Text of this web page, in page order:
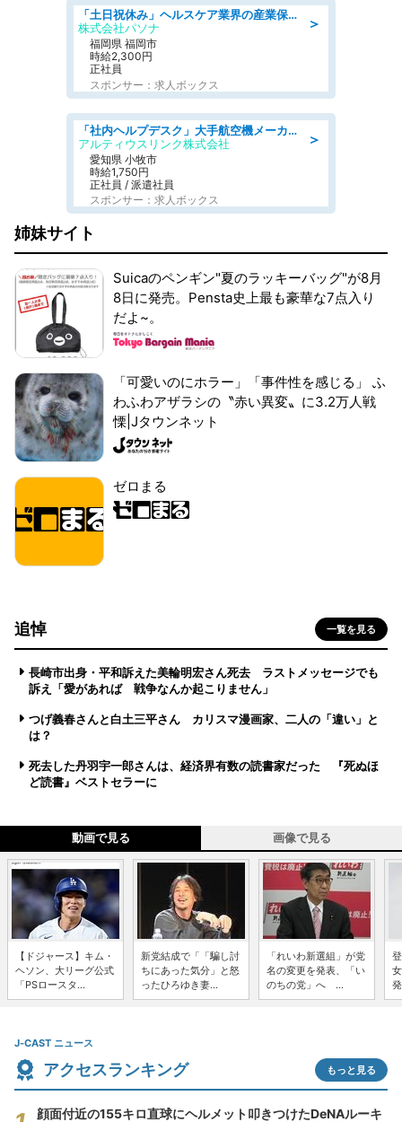
＞
「土日祝休み」ヘルスケア業界の産業保健師/高時給/未経験OK/要資格:保健師、正看護師
株式会社パソナ
福岡県 福岡市
時給2,300円
正社員
スポンサー：求人ボックス
＞
「社内ヘルプデスク」大手航空機メーカーでのPC・周辺機器サポート 「初心者活躍中/土日祝休み/長期」 高時給1750円+交通費全額支給
アルティウスリンク株式会社
愛知県 小牧市
時給1,750円
正社員 / 派遣社員
スポンサー：求人ボックス
姉妹サイト
Suicaのペンギン"夏のラッキーバッグ"が8月
8日に発売。Pensta史上最も豪華な7点入り
だよ~。
「可愛いのにホラー」「事件性を感じる」 ふ
わふわアザラシの〝赤い異変〟に3.2万人戦
慄|Jタウンネット
ゼロまる
追悼 一覧を見る
長崎市出身・平和訴えた美輪明宏さん死去 ラストメッセージでも
訴え「愛があれば 戦争なんか起こりません」
つげ義春さんと白土三平さん カリスマ漫画家、二人の「違い」と
は？
死去した丹羽宇一郎さんは、経済界有数の読書家だった 『死ぬほ
ど読書』ベストセラーに
動画で見る 画像で見る
【ドジャース】キム・
ヘソン、大リーグ公式
「PSロースタ...
新党結成で「「騙し討
ちにあった気分」と怒
ったひろゆき妻...
「れいわ新選組」が党
名の変更を発表、「い
のちの党」へ ...
J-CAST ニュース
アクセスランキング もっと見る
顔面付近の155キロ直球にヘルメット叩きつけたDeNAルーキ